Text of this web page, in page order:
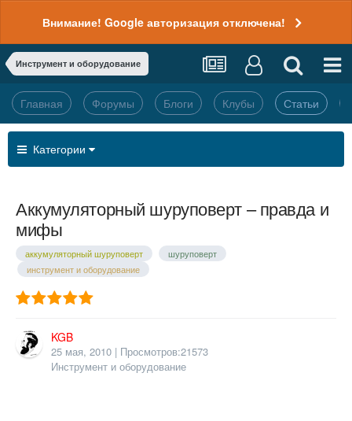
Внимание! Google авторизация отключена!
Инструмент и оборудование
Главная Форумы Блоги Клубы Статьи
Категории
Аккумуляторный шуруповерт – правда и
мифы
аккумуляторный шуруповерт
шуруповерт
инструмент и оборудование
KGB
25 мая, 2010 | Просмотров:21573
Инструмент и оборудование